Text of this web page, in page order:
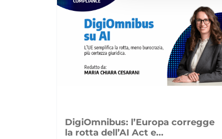
DigiOmnibus: l’Europa corregge
la rotta dell’AI Act e...